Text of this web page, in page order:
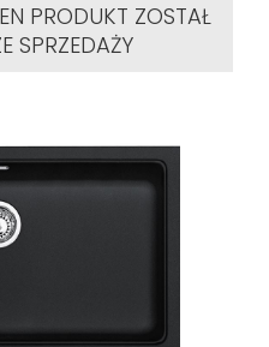
PRODUKT ZOSTAŁ
SPRZEDAŻY